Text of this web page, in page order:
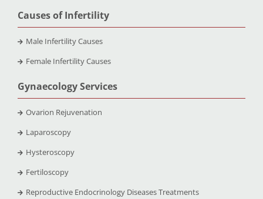
Causes of Infertility
Male Infertility Causes
Female Infertility Causes
Gynaecology Services
Ovarion Rejuvenation
Laparoscopy
Hysteroscopy
Fertiloscopy
Reproductive Endocrinology Diseases Treatments